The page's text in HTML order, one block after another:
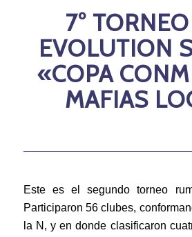
7°
EVOLUTION
«COPA
MAFIAS
Este es el segundo torneo
Participaron 56 clubes,
la N, y en donde clasificaron